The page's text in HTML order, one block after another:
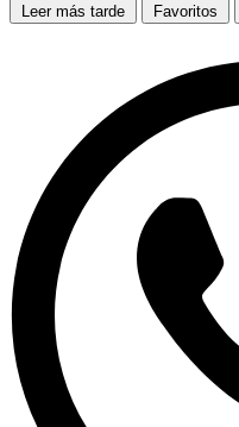
Leer más tarde Favoritos